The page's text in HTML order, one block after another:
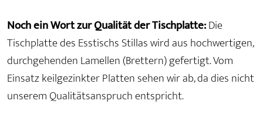
Noch ein Wort zur Qualität der Tischplatte:Die
Tischplatte des Esstischs Stillas wird aus hochwertigen,
durchgehenden Lamellen (Brettern) gefertigt. Vom
Einsatz keilgezinkter Platten sehen wir ab, da dies nicht
unserem Qualitätsanspruch entspricht.